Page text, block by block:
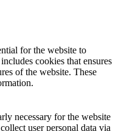
for the website to
cookies that ensures
of the website. These
necessary for the website
user personal data via